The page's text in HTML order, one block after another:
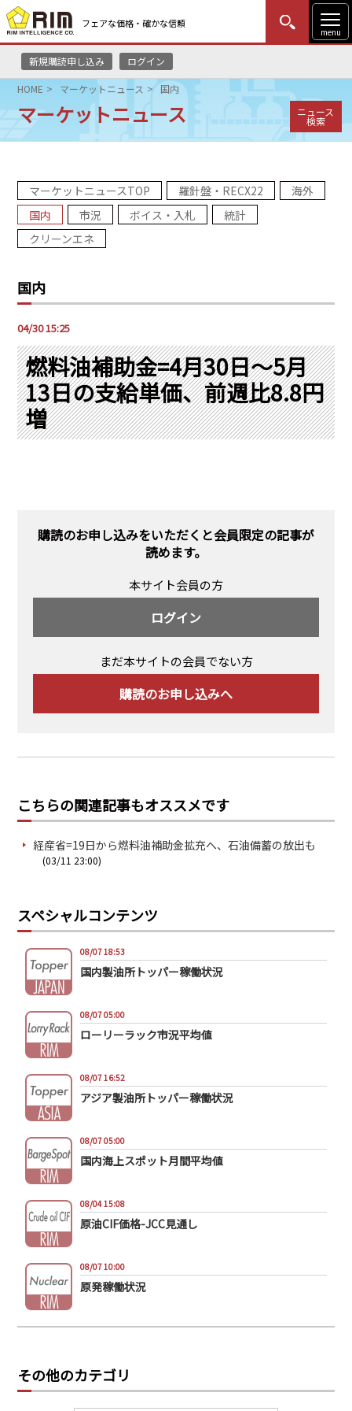
フェアな価格・確かな信頼
menu
新規購読申し込み ログイン
MENU
はじめての方
HOME
リムレポート
メソドロジー
コンサルティング
PRA原則
Q & A
会社概要
お問い合わせ
English Website
瑞姆亜太能源諮問(北京)
Rim Energy Media(韓国語)
HOME マーケットニュース 国内
マーケットニュース ニュース
検索
マーケットニュースTOP 羅針盤・RECX22
海外
国内
市況 ボイス・入札
統計
クリーンエネ
国内
04/30 15:25
燃料油補助金=4月30日～5月
13日の支給単価、前週比8.8円
増
購読のお申し込みをいただくと会員限定の記事が
読めます。
本サイト会員の方
ログイン
まだ本サイトの会員でない方
購読のお申し込みへ
こちらの関連記事もオススメです
経産省=19日から燃料油補助金拡充へ、石油備蓄の放出も
(03/11 23:00)
スペシャルコンテンツ
08/07 18:53
国内製油所トッパー稼働状況
08/07 05:00
ローリーラック市況平均値
08/07 16:52
アジア製油所トッパー稼働状況
08/07 05:00
国内海上スポット月間平均値
08/04 15:08
原油CIF価格-JCC見通し
08/07 10:00
原発稼働状況
その他のカテゴリ